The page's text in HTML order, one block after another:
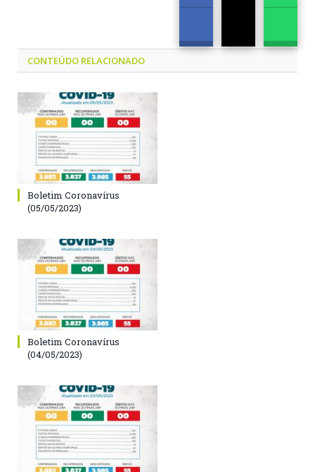
CONTEÚDO RELACIONADO
Boletim Coronavírus
(05/05/2023)
Boletim Coronavírus
(04/05/2023)